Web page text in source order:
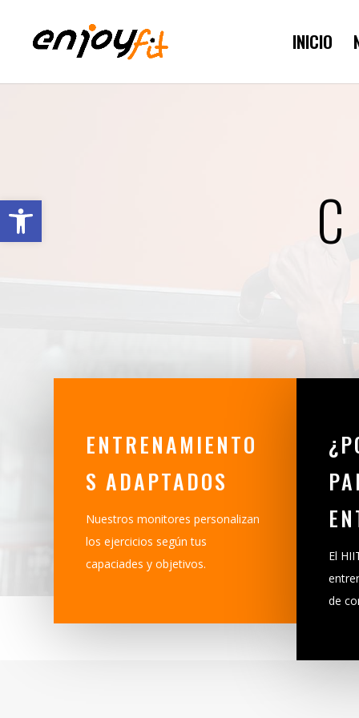
Abrir barra de herramientas
INICIO
ENTRENAMIENTO
S ADAPTADOS
Nuestros monitores personalizan
los ejercicios según tus
capaciades y objetivos.
El
de